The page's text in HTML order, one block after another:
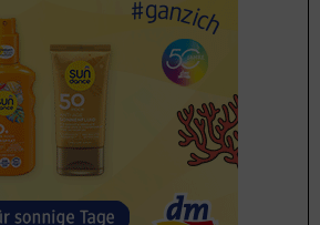
und inneren Vulvalippen
sollte diese Region vorsichtig
Tuch, jedoch nicht mit einem
werden. Beim Wickeln von
Mädchen) muss man sich
Dusche einstellen: Beim Ausziehen
kommt kalte Luft an den Penis, die
Für Bubeneltern gilt